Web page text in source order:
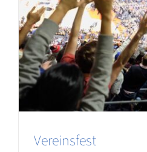
Vereinsfest